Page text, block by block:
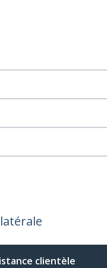
clientèle